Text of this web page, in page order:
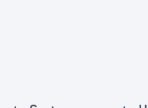
eta ingurumena